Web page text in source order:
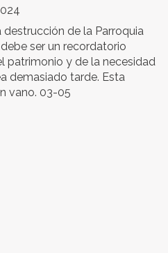
de la Parroquia
ser un recordatorio
patrimonio y de la necesidad
demasiado tarde. Esta
vano. 03-05